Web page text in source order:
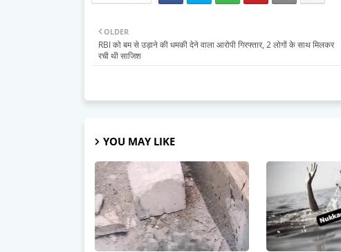
OLDER
RBI को बम से उड़ाने की धमकी देने वाला आरोपी गिरफ्तार, 2 लोगों के साथ मिलकर
रची थी साजिश
YOU MAY LIKE